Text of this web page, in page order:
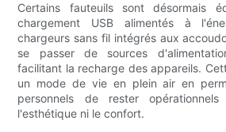
Certains fauteuils sont désormais
chargement USB alimentés à
chargeurs sans fil intégrés aux
se passer de sources
facilitant la recharge des appareils.
un mode de vie en plein air en
personnels de rester opérationnels
l'esthétique ni le confort.